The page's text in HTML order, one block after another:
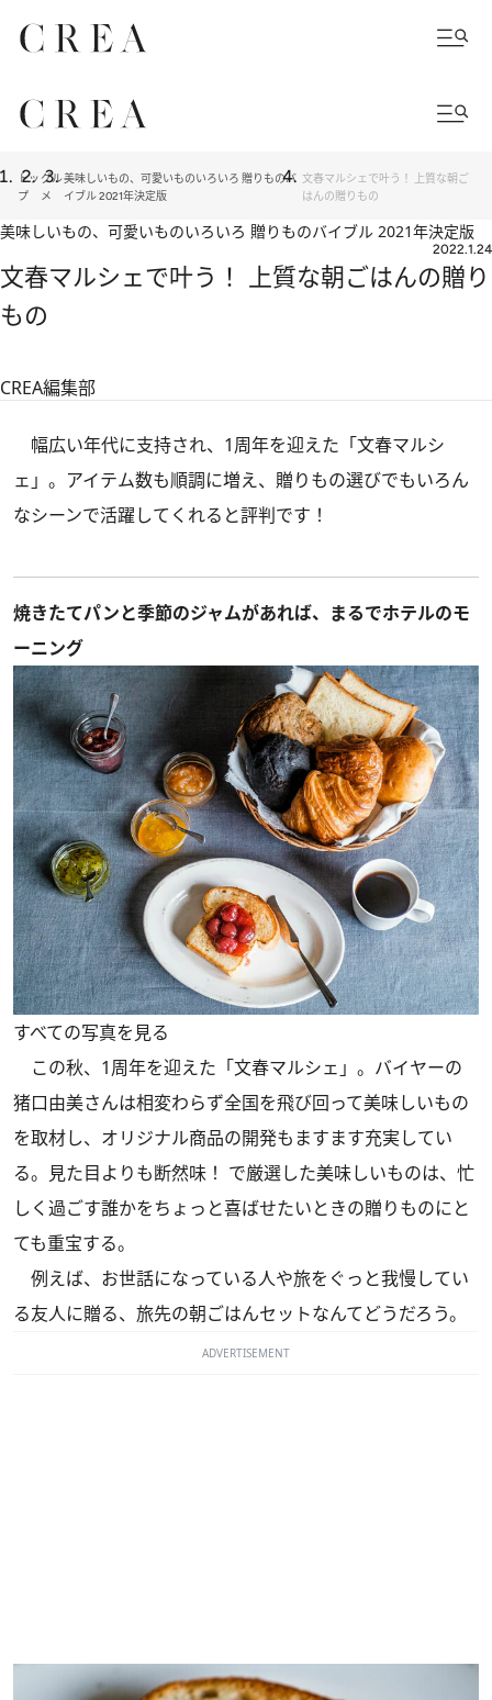
トッ
プ
グル
メ
美味しいもの、可愛いものいろいろ 贈りものバ
イブル 2021年決定版
文春マルシェで叶う！ 上質な朝ご
はんの贈りもの
美味しいもの、可愛いものいろいろ 贈りものバイブル 2021年決定版
2022.1.24
文春マルシェで叶う！ 上質な朝ごはんの贈り
もの
CREA編集部
幅広い年代に支持され、1周年を迎えた「文春マルシ
ェ」。アイテム数も順調に増え、贈りもの選びでもいろん
なシーンで活躍してくれると評判です！
焼きたてパンと季節のジャムがあれば、まるでホテルのモ
ーニング
すべての写真を見る
この秋、1周年を迎えた「文春マルシェ」。バイヤーの
猪口由美さんは相変わらず全国を飛び回って美味しいもの
を取材し、オリジナル商品の開発もますます充実してい
る。見た目よりも断然味！ で厳選した美味しいものは、忙
しく過ごす誰かをちょっと喜ばせたいときの贈りものにと
ても重宝する。
例えば、お世話になっている人や旅をぐっと我慢してい
る友人に贈る、旅先の朝ごはんセットなんてどうだろう。
ADVERTISEMENT